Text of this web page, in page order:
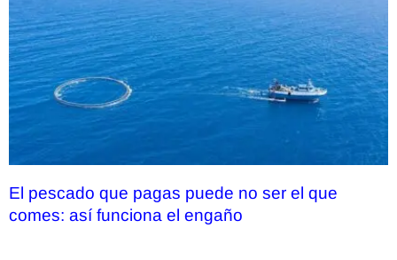
El pescado que pagas puede no ser el que
comes: así funciona el engaño